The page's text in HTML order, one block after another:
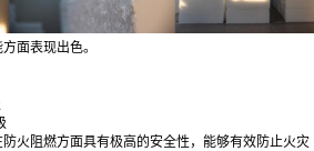
面表现出色。
火阻燃方面具有极高的安全性，能够有效防止火灾